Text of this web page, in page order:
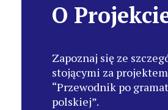
O
Zapoznaj się ze
stojącymi za projektem
“Przewodnik po
polskiej”.